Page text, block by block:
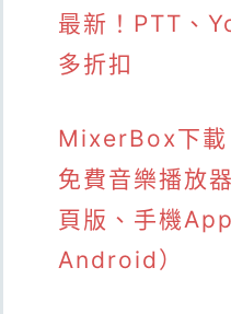
最新！PTT、
多折扣
MixerBox下
免費音樂播放
頁版、手機
Android）